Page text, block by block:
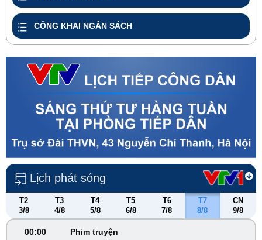
CÔNG KHAI NGÂN SÁCH
Lịch phát sóng
T2
3/8
T3
4/8
T4
5/8
T5
6/8
T6
7/8
T7
8/8
CN
9/8
00:00
Phim truyện